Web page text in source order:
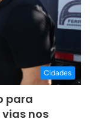
Cidades
para
nos